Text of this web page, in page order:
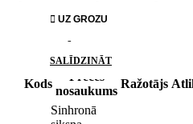
 UZ GROZU
SALĪDZINĀT
Kods
Preces
nosaukums
Ražotājs
Sinhronā